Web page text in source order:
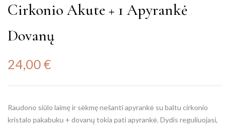
Cirkonio Akute + 1 Apyrankė
Dovanų
24,00 €
Raudono siūlo laimę ir sėkmę nešanti apyrankė su baltu cirkonio
kristalo pakabuku + dovanų tokia pati apyrankė. Dydis reguliuojasi,